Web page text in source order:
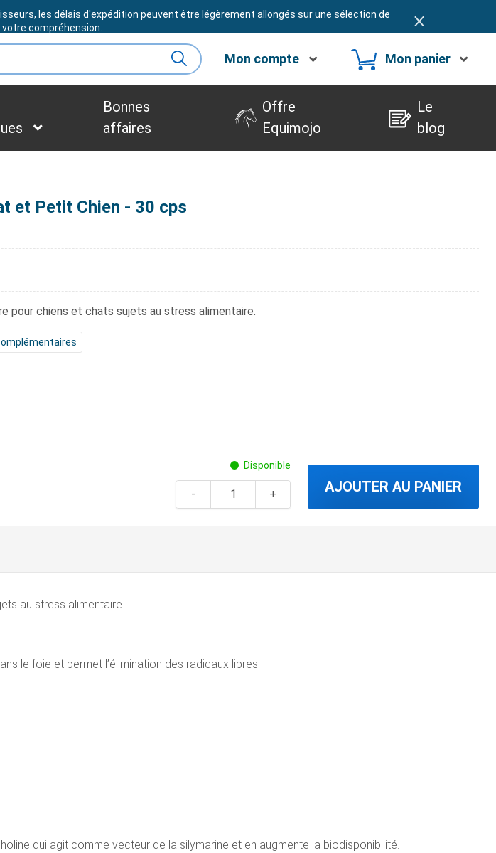
?
les délais d'expédition peuvent être légèrement allongés sur une sélection de
compréhension.
Mon compte Mon panier
Bonnes
affaires
Offre
Equimojo
Le
blog
et Petit Chien - 30 cps
pour chiens et chats sujets au stress alimentaire.
Disponible
AJOUTER AU PANIER
au stress alimentaire.
le foie et permet l’élimination des radicaux libres
qui agit comme vecteur de la silymarine et en augmente la biodisponibilité.